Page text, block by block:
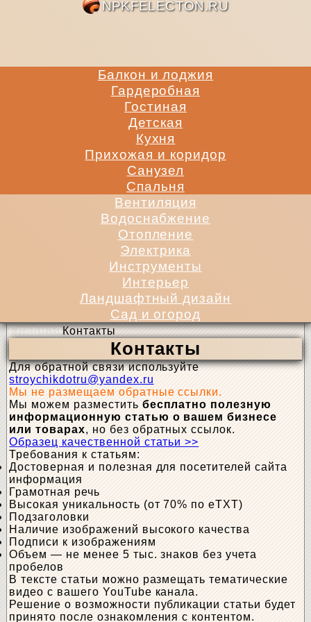
Балкон и лоджия
Гардеробная
Гостиная
Детская
Кухня
Прихожая и коридор
Санузел
Спальня
Вентиляция
Водоснабжение
Отопление
Электрика
Инструменты
Интерьер
Ландшафтный дизайн
Сад и огород
ГлавнаяКонтакты
Контакты
Для обратной связи используйте
stroychikdotru@yandex.ru
Мы не размещаем обратные ссылки.
Мы можем разместить бесплатно полезную
информационную статью о вашем бизнесе
или товарах, но без обратных ссылок.
Образец качественной статьи >>
Требования к статьям:
Достоверная и полезная для посетителей сайта
информация
Грамотная речь
Высокая уникальность (от 70% по eTXT)
Подзаголовки
Наличие изображений высокого качества
Подписи к изображениям
Объем — не менее 5 тыс. знаков без учета
пробелов
В тексте статьи можно размещать тематические
видео с вашего YouTube канала.
Решение о возможности публикации статьи будет
принято после ознакомления с контентом.